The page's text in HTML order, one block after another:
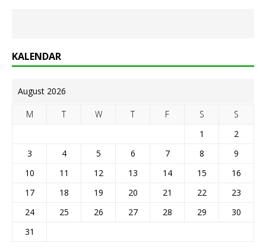
KALENDAR
August 2026
M T W T F S
S
1
2
3
4 5 6 7 8
9
10
11 12 13 14 15
16
17
18 19 20 21 22
23
24
25 26 27 28 29
30
31